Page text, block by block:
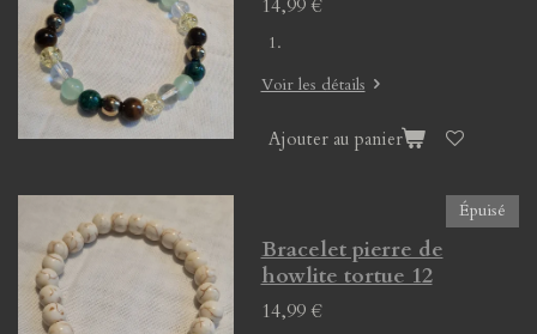
14,99 €
Voir les détails
Ajouter au panier
Épuisé
Bracelet pierre de
howlite tortue 12
14,99 €